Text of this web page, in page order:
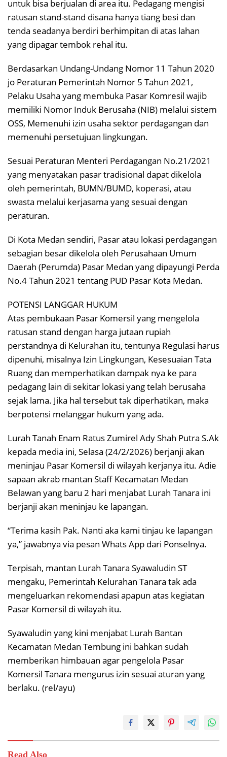
untuk bisa berjualan di area itu. Pedagang mengisi
ratusan stand-stand disana hanya tiang besi dan
tenda seadanya berdiri berhimpitan di atas lahan
yang dipagar tembok rehal itu.
Berdasarkan Undang-Undang Nomor 11 Tahun 2020
jo Peraturan Pemerintah Nomor 5 Tahun 2021,
Pelaku Usaha yang membuka Pasar Komresil wajib
memiliki Nomor Induk Berusaha (NIB) melalui sistem
OSS, Memenuhi izin usaha sektor perdagangan dan
memenuhi persetujuan lingkungan.
Sesuai Peraturan Menteri Perdagangan No.21/2021
yang menyatakan pasar tradisional dapat dikelola
oleh pemerintah, BUMN/BUMD, koperasi, atau
swasta melalui kerjasama yang sesuai dengan
peraturan.
Di Kota Medan sendiri, Pasar atau lokasi perdagangan
sebagian besar dikelola oleh Perusahaan Umum
Daerah (Perumda) Pasar Medan yang dipayungi Perda
No.4 Tahun 2021 tentang PUD Pasar Kota Medan.
POTENSI LANGGAR HUKUM
Atas pembukaan Pasar Komersil yang mengelola
ratusan stand dengan harga jutaan rupiah
perstandnya di Kelurahan itu, tentunya Regulasi harus
dipenuhi, misalnya Izin Lingkungan, Kesesuaian Tata
Ruang dan memperhatikan dampak nya ke para
pedagang lain di sekitar lokasi yang telah berusaha
sejak lama. Jika hal tersebut tak diperhatikan, maka
berpotensi melanggar hukum yang ada.
Lurah Tanah Enam Ratus Zumirel Ady Shah Putra S.Ak
kepada media ini, Selasa (24/2/2026) berjanji akan
meninjau Pasar Komersil di wilayah kerjanya itu. Adie
sapaan akrab mantan Staff Kecamatan Medan
Belawan yang baru 2 hari menjabat Lurah Tanara ini
berjanji akan meninjau ke lapangan.
“Terima kasih Pak. Nanti aka kami tinjau ke lapangan
ya,” jawabnya via pesan Whats App dari Ponselnya.
Terpisah, mantan Lurah Tanara Syawaludin ST
mengaku, Pemerintah Kelurahan Tanara tak ada
mengeluarkan rekomendasi apapun atas kegiatan
Pasar Komersil di wilayah itu.
Syawaludin yang kini menjabat Lurah Bantan
Kecamatan Medan Tembung ini bahkan sudah
memberikan himbauan agar pengelola Pasar
Komersil Tanara mengurus izin sesuai aturan yang
berlaku. (rel/ayu)
Read Also